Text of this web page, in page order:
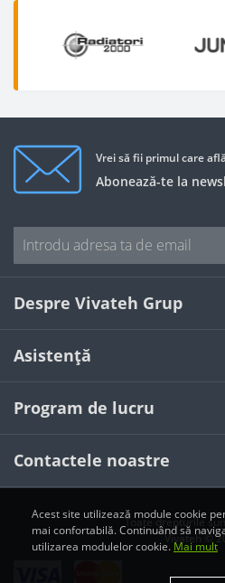
Vrei să fii primul care
Abonează-te la
Despre Vivateh Grup
Asistență
Program de lucru
Contactele noastre
Toate drepturile
Vivateh ©
Acest site utilizează module cookie
mai confortabilă. Continuând să
utilizarea modulelor cookie.Mai mult